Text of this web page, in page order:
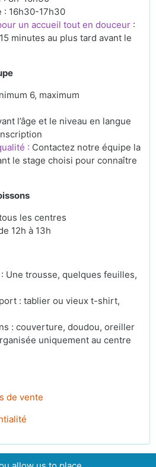
: 16h30-17h30
un accueil tout en douceur :
minutes au plus tard avant le
6, maximum
l’âge et le niveau en langue
: Contactez notre équipe la
le stage choisi pour connaître
les centres
12h à 13h
Une trousse, quelques feuilles,
: tablier ou vieux t-shirt,
: couverture, doudou, oreiller
uniquement au centre
de vente